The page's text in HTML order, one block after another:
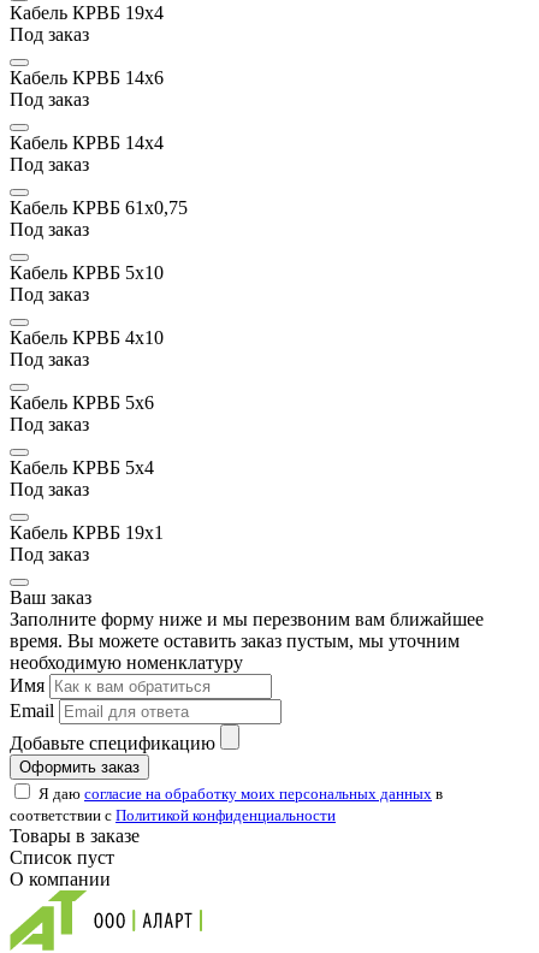
Кабель КРВБ 19х4
Под заказ
Кабель КРВБ 14х6
Под заказ
Кабель КРВБ 14х4
Под заказ
Кабель КРВБ 61x0,75
Под заказ
Кабель КРВБ 5х10
Под заказ
Кабель КРВБ 4х10
Под заказ
Кабель КРВБ 5х6
Под заказ
Кабель КРВБ 5х4
Под заказ
Кабель КРВБ 19х1
Под заказ
Ваш заказ
Заполните форму ниже и мы перезвоним вам ближайшее
время. Вы можете оставить заказ пустым, мы уточним
необходимую номенклатуру
Имя
Email
Добавьте спецификацию
Оформить заказ
Я даю согласие на обработку моих персональных данных в
соответствии с Политикой конфиденциальности
Товары в заказе
Список пуст
О компании